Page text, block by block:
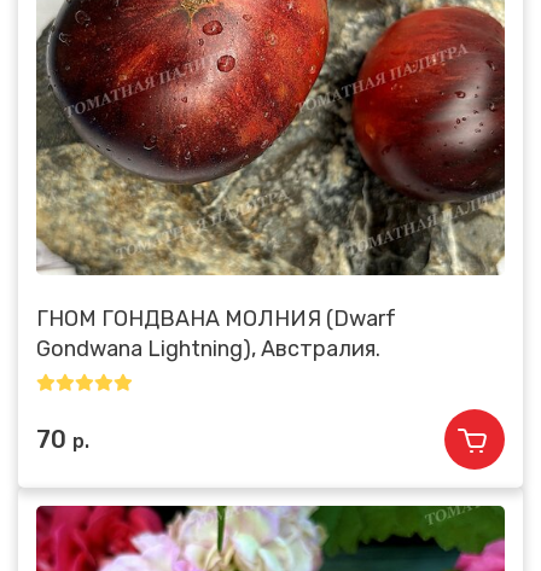
ГНОМ ГОНДВАНА МОЛНИЯ (Dwarf
Gondwana Lightning), Австралия.
70 р.